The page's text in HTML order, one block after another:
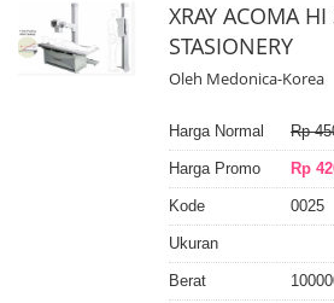
XRAY ACOMA
STASIONERY
Oleh Medonica-Korea
Harga Normal Rp
Harga Promo Rp
Kode 0025
Ukuran
Berat